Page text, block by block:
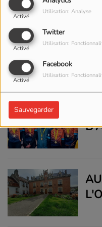
Activé
Utilisation: Analyse
Twitter
Activé
Utilisation:
Facebook
Activé
Utilisation:
Sauvegarder